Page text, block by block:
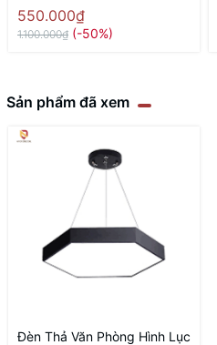
550.000₫
1.100.000₫ (-50%)
Sản phẩm đã xem
Đèn Thả Văn Phòng Hình Lục